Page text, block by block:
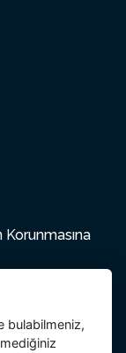
bulabilmeniz,